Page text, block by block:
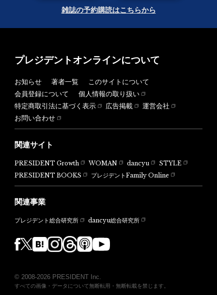
雑誌の予約購読はこちらから
プレジデントオンラインについて
お知らせ 著者一覧
このサイトについて
会員登録について
個人情報の取り扱い
特定商取引法に基づく表示
広告掲載
運営会社
お問い合わせ
関連サイト
PRESIDENT Growth WOMAN dancyu
STYLE
PRESIDENT BOOKS
プレジデントFamily Online
関連事業
プレジデント総合研究所 dancyu総合研究所
© 2008-2026 PRESIDENT Inc.
すべての画像・データについて無断転用・無断転載を禁じます。